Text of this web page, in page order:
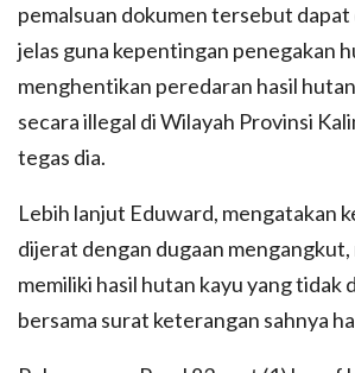
pemalsuan dokumen tersebut dapat
jelas guna kepentingan penegakan
menghentikan peredaran hasil
secara illegal di Wilayah Provinsi
tegas dia.
Lebih lanjut Eduward, mengatakan
dijerat dengan dugaan mengangkut,
memiliki hasil hutan kayu yang tidak
bersama surat keterangan sahnya